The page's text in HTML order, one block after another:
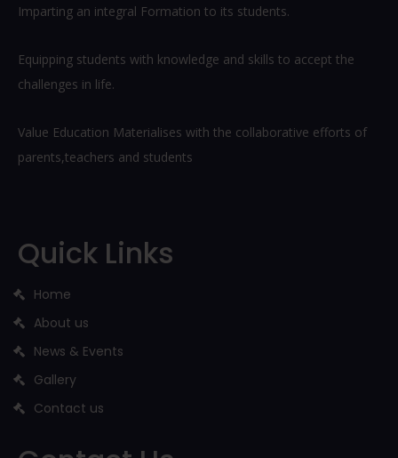
Imparting an integral Formation to its students.
Equipping students with knowledge and skills to accept the
challenges in life.
Value Education Materialises with the collaborative efforts of
parents,teachers and students
Quick Links
Home
About us
News & Events
Gallery
Contact us